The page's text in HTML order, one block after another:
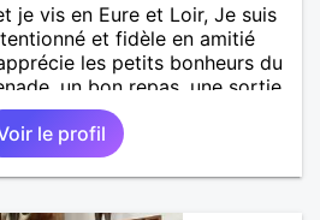
je vis en Eure et Loir, Je suis
et fidèle en amitié
les petits bonheurs du
un bon repas, une sortie,
ou un moment de détente à
une femme douce,
avec qui partager des
de rire et de confiance. Je
le profil